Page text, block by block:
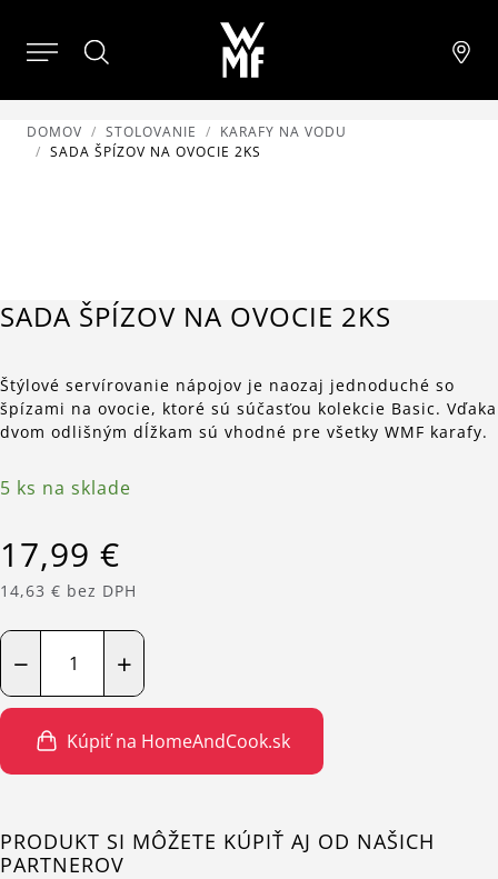
DOMOV STOLOVANIE
KARAFY NA VODU
SADA ŠPÍZOV NA OVOCIE 2KS
SADA ŠPÍZOV NA OVOCIE 2KS
Štýlové servírovanie nápojov je naozaj jednoduché so
špízami na ovocie, ktoré sú súčasťou kolekcie Basic. Vďaka
dvom odlišným dĺžkam sú vhodné pre všetky WMF karafy.
5 ks na sklade
17,99 €
14,63 € bez DPH
+
−
Kúpiť na HomeAndCook.sk
PRODUKT SI MÔŽETE KÚPIŤ AJ OD NAŠICH
PARTNEROV